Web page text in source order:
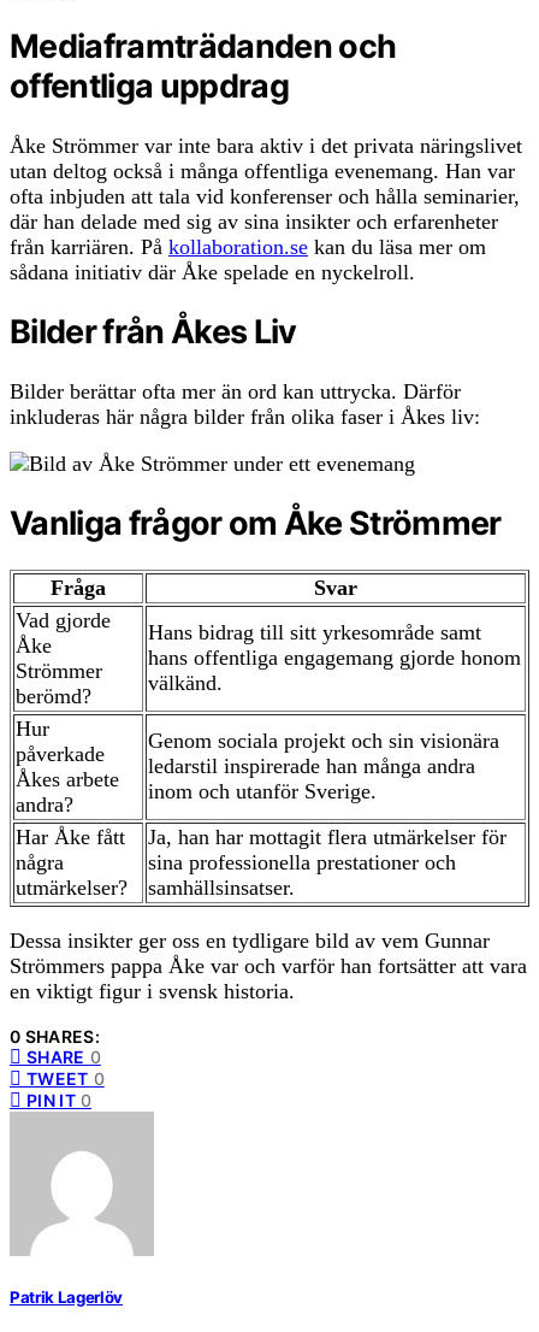
Mediaframträdanden och
offentliga uppdrag
Åke Strömmer var inte bara aktiv i det privata näringslivet
utan deltog också i många offentliga evenemang. Han var
ofta inbjuden att tala vid konferenser och hålla seminarier,
där han delade med sig av sina insikter och erfarenheter
från karriären. På kollaboration.se kan du läsa mer om
sådana initiativ där Åke spelade en nyckelroll.
Bilder från Åkes Liv
Bilder berättar ofta mer än ord kan uttrycka. Därför
inkluderas här några bilder från olika faser i Åkes liv:
Vanliga frågor om Åke Strömmer
Fråga
Svar
Vad gjorde
Åke
Strömmer
berömd?
Hans bidrag till sitt yrkesområde samt
hans offentliga engagemang gjorde honom
välkänd.
Hur
påverkade
Åkes arbete
andra?
Genom sociala projekt och sin visionära
ledarstil inspirerade han många andra
inom och utanför Sverige.
Har Åke fått
några
utmärkelser?
Ja, han har mottagit flera utmärkelser för
sina professionella prestationer och
samhällsinsatser.
Dessa insikter ger oss en tydligare bild av vem Gunnar
Strömmers pappa Åke var och varför han fortsätter att vara
en viktigt figur i svensk historia.
0 SHARES:
SHARE 0
TWEET 0
PIN IT 0
Patrik Lagerlöv